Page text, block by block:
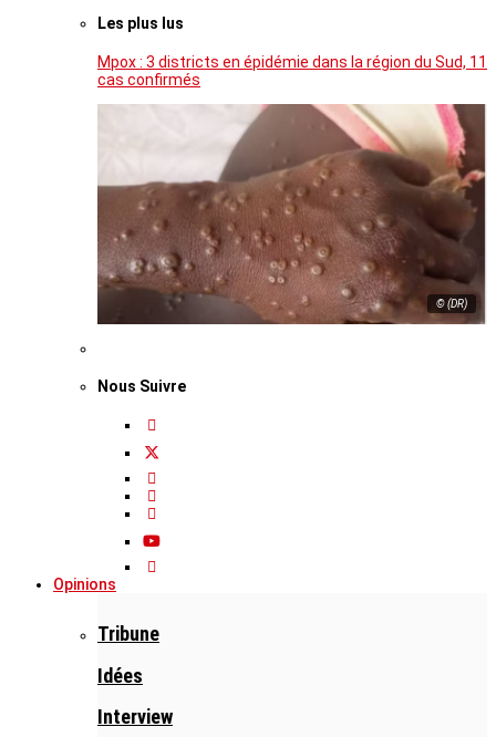
Les plus lus
Mpox : 3 districts en épidémie dans la région du Sud, 11
cas confirmés
© (DR)
Nous Suivre
Opinions
Tribune
Idées
Interview